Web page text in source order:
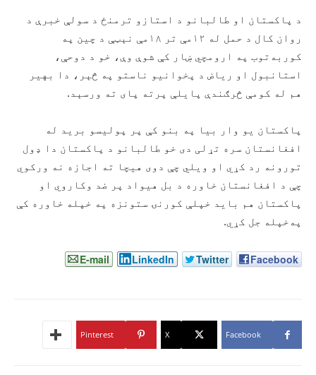
د پاکستان او طالبانو د استازو ترمنځ د سولې خبرې د
روان کال د حمل له ۱۲مې تر ۱۸مې نېټې د چین په
کوربه‌توب په ارومچي ښار کې شوې وې، خو د دوحې،
استانبول او ریاض د پخوانیو ناستو په څېر، دا بهیر
هم له کومې څرګندې پایلې پرته پای ته ورسېد.
پاکستان یو وار بیا په بنو کې پر پولیسو برید له
افغانستان سره تړلی دی خو طالبانو د پاکستان دا ډول
تورونه رد کړي او ویلي چې دوی هیچا ته اجازه نه ورکوي
چې د افغانستان خاوره د بل هیواد پر ضد وکاروي او
پاکستان هم باید خپلې کورنۍ ستونزه په خپله خاوره کې
په‌خپله جل کړي.
Facebook
Twitter
LinkedIn
E-mail
Facebook
X
Pinterest